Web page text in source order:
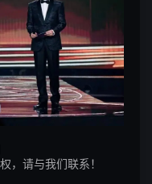
，请与我们联系！